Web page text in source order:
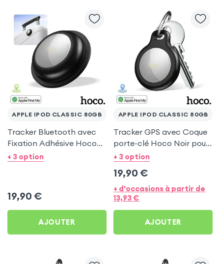
APPLE IPOD CLASSIC 80GB
Tracker Bluetooth avec
Fixation Adhésive Hoco
Noir pour Apple iPod
+ 3 option
19,90 €
AJOUTER
APPLE IPOD CLASSIC 80GB
Tracker GPS avec Coque
porte-clé Hoco Noir pour
Apple iPod Classic 80Gb
+ 3 option
19,90 €
+ d'occasions à partir de
13,93€
AJOUTER